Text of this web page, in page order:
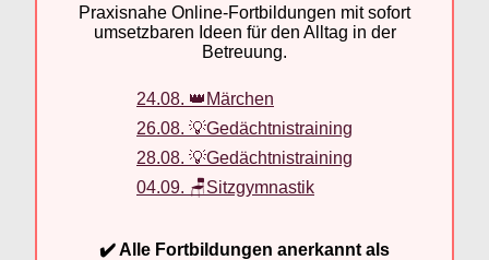
Praxisnahe Online-Fortbildungen mit sofort
umsetzbaren Ideen für den Alltag in der
Betreuung.
24.08. 👑Märchen
26.08. 💡Gedächtnistraining
28.08. 💡Gedächtnistraining
04.09. 🪑Sitzgymnastik
✔️ Alle Fortbildungen anerkannt als